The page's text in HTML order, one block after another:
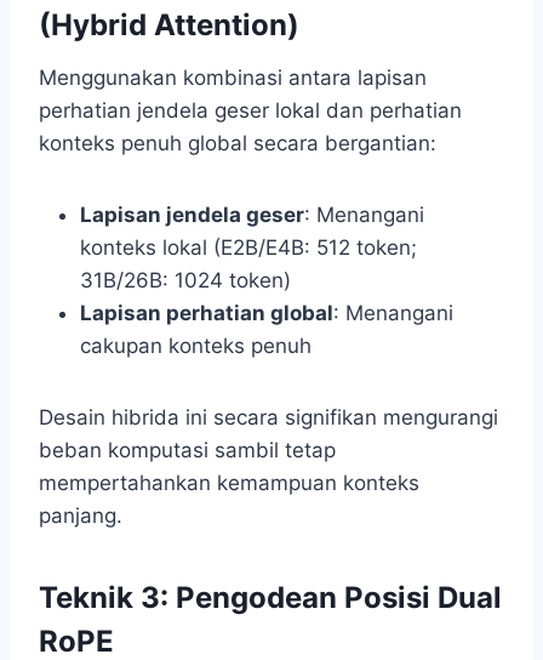
(Hybrid Attention)
Menggunakan kombinasi antara lapisan
perhatian jendela geser lokal dan perhatian
konteks penuh global secara bergantian:
Lapisan jendela geser: Menangani
konteks lokal (E2B/E4B: 512 token;
31B/26B: 1024 token)
Lapisan perhatian global: Menangani
cakupan konteks penuh
Desain hibrida ini secara signifikan mengurangi
beban komputasi sambil tetap
mempertahankan kemampuan konteks
panjang.
Teknik 3: Pengodean Posisi Dual
RoPE